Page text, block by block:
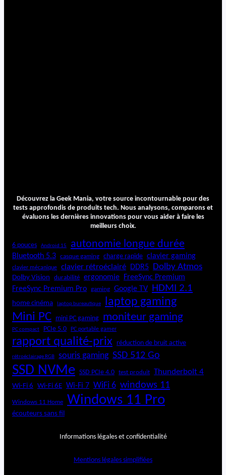
Découvrez la Geek Mania, votre source incontournable pour des
tests approfondis de produits tech. Nous analysons, comparons et
évaluons les dernières innovations pour vous aider à faire les
meilleurs choix.
6 pouces Android 15 autonomie longue durée
Bluetooth 5.3 casque gaming charge rapide clavier gaming
clavier mécanique clavier rétroéclairé DDR5 Dolby Atmos
Dolby Vision durabilité ergonomie
FreeSync Premium
FreeSync Premium Pro
gaming Google TV HDMI 2.1
home cinéma laptop bureautique laptop gaming
Mini PC mini PC gaming moniteur gaming
PC compact PCIe 5.0 PC portable gamer
rapport qualité-prix réduction de bruit active
rétroéclairage RGB souris gaming SSD 512 Go
SSD NVMe SSD PCIe 4.0 test produit Thunderbolt 4
Wi-Fi 6 Wi-Fi 6E Wi-Fi 7 WiFi 6 windows 11
Windows 11 Home Windows 11 Pro
écouteurs sans fil
Informations légales et confidentialité
Mentions légales simplifiées